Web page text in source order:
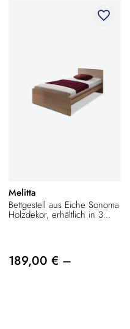
favorite_border
Melitta
Bettgestell aus Eiche Sonoma
Holzdekor, erhältlich in 3...
189,00 € –